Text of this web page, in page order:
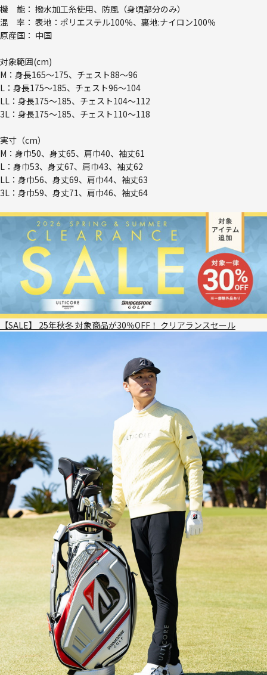
機 能： 撥水加工糸使用、防風（身頃部分のみ）
混 率： 表地：ポリエステル100％、裏地:ナイロン100％
原産国： 中国
対象範囲(cm)
M：身長165～175、チェスト88～96
L：身長175～185、チェスト96～104
LL：身長175～185、チェスト104～112
3L：身長175～185、チェスト110～118
実寸（cm）
M：身巾50、身丈65、肩巾40、袖丈61
L：身巾53、身丈67、肩巾43、袖丈62
LL：身巾56、身丈69、肩巾44、袖丈63
3L：身巾59、身丈71、肩巾46、袖丈64
【SALE】 25年秋冬 対象商品が30％OFF！ クリアランスセール